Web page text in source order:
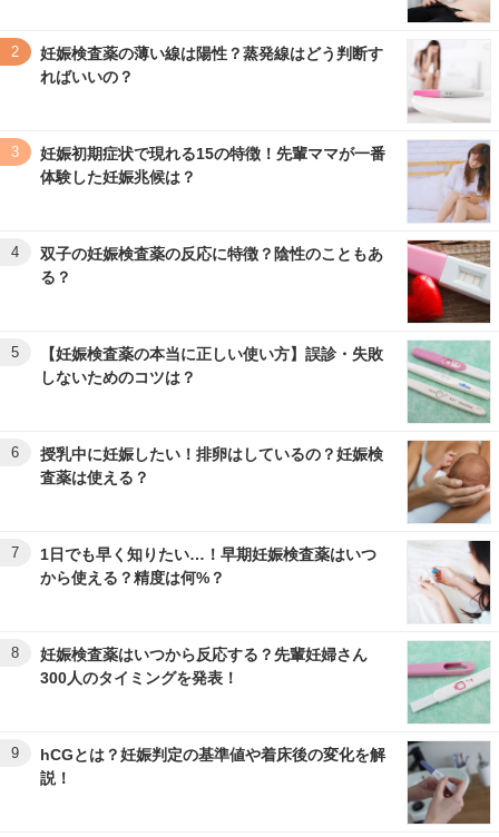
2
妊娠検査薬の薄い線は陽性？蒸発線はどう判断す
ればいいの？
3
妊娠初期症状で現れる15の特徴！先輩ママが一番
体験した妊娠兆候は？
4
双子の妊娠検査薬の反応に特徴？陰性のこともあ
る？
5
【妊娠検査薬の本当に正しい使い方】誤診・失敗
しないためのコツは？
6
授乳中に妊娠したい！排卵はしているの？妊娠検
査薬は使える？
7
1日でも早く知りたい…！早期妊娠検査薬はいつ
から使える？精度は何%？
8
妊娠検査薬はいつから反応する？先輩妊婦さん
300人のタイミングを発表！
9
hCGとは？妊娠判定の基準値や着床後の変化を解
説！